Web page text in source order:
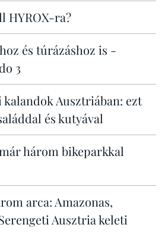
HYROX-ra?
és túrázáshoz is -
3
kalandok Ausztriában: ezt
és kutyával
három bikeparkkal
arca: Amazonas,
Ausztria keleti